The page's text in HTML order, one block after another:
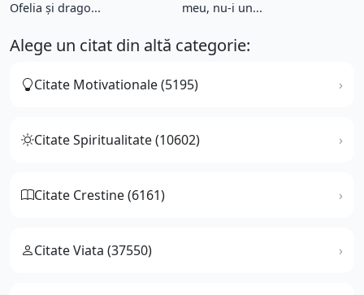
Ofelia şi drago...
meu, nu-i un...
Alege un citat din altă categorie:
Citate Motivationale (5195)
Citate Spiritualitate (10602)
Citate Crestine (6161)
Citate Viata (37550)